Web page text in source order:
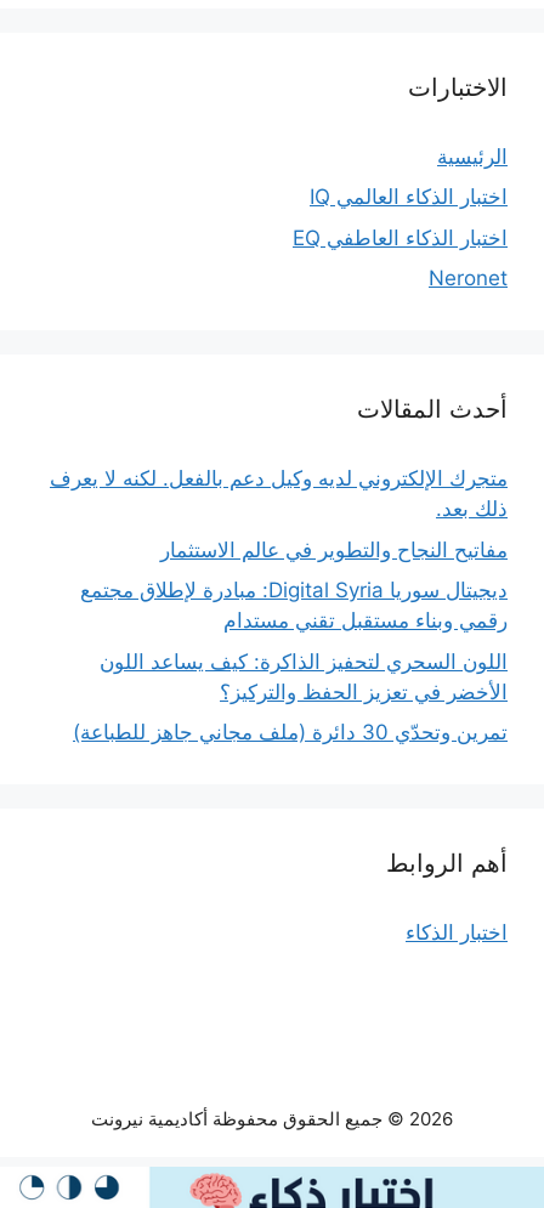
الاختبارات
الرئيسية
اختبار الذكاء العالمي IQ
اختبار الذكاء العاطفي EQ
Neronet
أحدث المقالات
متجرك الإلكتروني لديه وكيل دعم بالفعل. لكنه لا يعرف
ذلك بعد.
مفاتيح النجاح والتطوير في عالم الاستثمار
ديجيتال سوريا Digital Syria: مبادرة لإطلاق مجتمع
رقمي وبناء مستقبل تقني مستدام
اللون السحري لتحفيز الذاكرة: كيف يساعد اللون
الأخضر في تعزيز الحفظ والتركيز؟
تمرين وتحدّي 30 دائرة (ملف مجاني جاهز للطباعة)
أهم الروابط
اختبار الذكاء
2026 © جميع الحقوق محفوظة أكاديمية نيرونت